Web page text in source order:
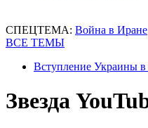
СПЕЦТЕМА: Война в Иране
ВСЕ ТЕМЫ
Вступление Украины
Звезда